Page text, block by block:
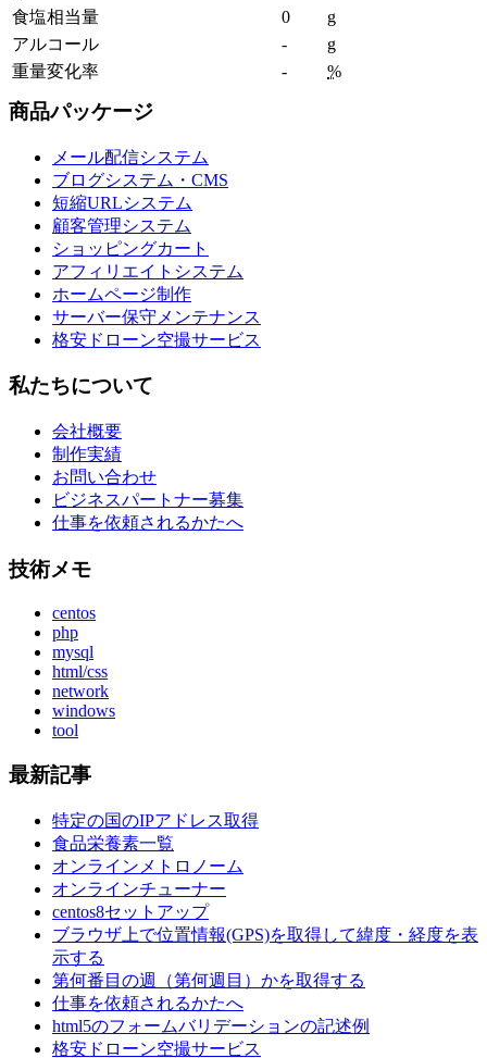
食塩相当量
0
g
アルコール
-
g
重量変化率
- %
商品パッケージ
メール配信システム
ブログシステム・CMS
短縮URLシステム
顧客管理システム
ショッピングカート
アフィリエイトシステム
ホームページ制作
サーバー保守メンテナンス
格安ドローン空撮サービス
私たちについて
会社概要
制作実績
お問い合わせ
ビジネスパートナー募集
仕事を依頼されるかたへ
技術メモ
centos
php
mysql
html/css
network
windows
tool
最新記事
特定の国のIPアドレス取得
食品栄養素一覧
オンラインメトロノーム
オンラインチューナー
centos8セットアップ
ブラウザ上で位置情報(GPS)を取得して緯度・経度を表
示する
第何番目の週（第何週目）かを取得する
仕事を依頼されるかたへ
html5のフォームバリデーションの記述例
格安ドローン空撮サービス